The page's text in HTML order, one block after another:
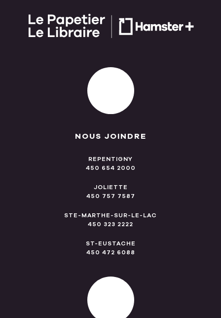
NOUS JOINDRE
REPENTIGNY
450 654 2000
JOLIETTE
450 757 7587
STE-MARTHE-SUR-LE-LAC
450 323 2222
ST-EUSTACHE
450 472 6088